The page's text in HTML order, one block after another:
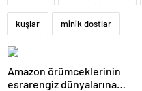
kuşlar minik dostlar
Amazon örümceklerinin
esrarengiz dünyalarına